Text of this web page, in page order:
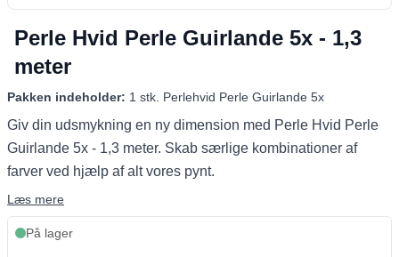
Perle Hvid Perle Guirlande 5x - 1,3
meter
Pakken indeholder: 1 stk. Perlehvid Perle Guirlande 5x
Giv din udsmykning en ny dimension med Perle Hvid Perle
Guirlande 5x - 1,3 meter. Skab særlige kombinationer af
farver ved hjælp af alt vores pynt.
Læs mere
På lager